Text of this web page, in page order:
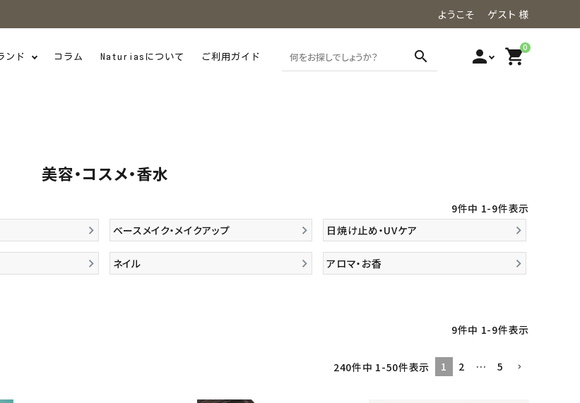
ようこそ ゲスト 様
ンド コラム Naturiasについて ご利用ガイド search person 0
shopping_cart
美容・コスメ・香水
9件中 1-9件表示
ベースメイク・メイクアップ 日焼け止め・UVケア
ネイル アロマ・お香
9件中 1-9件表示
240件中 1-50件表示 1 2 … 5